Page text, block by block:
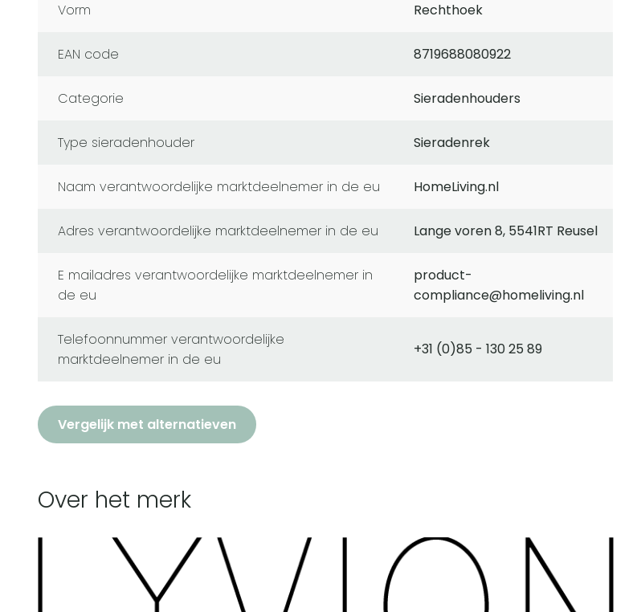
Vorm Rechthoek
EAN code 8719688080922
Categorie Sieradenhouders
Type sieradenhouder Sieradenrek
naam verantwoordelijke marktdeelnemer in de eu HomeLiving.nl
adres verantwoordelijke marktdeelnemer in de eu Lange voren 8, 5541RT Reusel
e mailadres verantwoordelijke marktdeelnemer in
de eu
product-
compliance@homeliving.nl
telefoonnummer verantwoordelijke
marktdeelnemer in de eu
+31 (0)85 - 130 25 89
Vergelijk met alternatieven
Over het merk